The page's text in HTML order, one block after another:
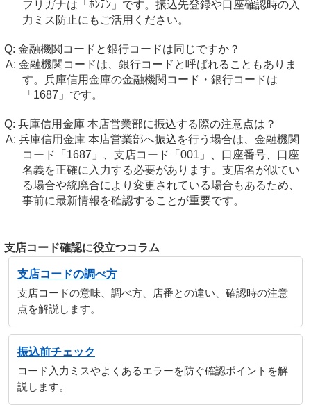
フリガナは「ﾎﾝﾃﾝ」です。振込先登録や口座確認時の入
力ミス防止にもご活用ください。
金融機関コードと銀行コードは同じですか？
金融機関コードは、銀行コードと呼ばれることもありま
す。兵庫信用金庫の金融機関コード・銀行コードは
「1687」です。
兵庫信用金庫 本店営業部に振込する際の注意点は？
兵庫信用金庫 本店営業部へ振込を行う場合は、金融機関
コード「1687」、支店コード「001」、口座番号、口座
名義を正確に入力する必要があります。支店名が似てい
る場合や統廃合により変更されている場合もあるため、
事前に最新情報を確認することが重要です。
支店コード確認に役立つコラム
支店コードの調べ方
支店コードの意味、調べ方、店番との違い、確認時の注意
点を解説します。
振込前チェック
コード入力ミスやよくあるエラーを防ぐ確認ポイントを解
説します。